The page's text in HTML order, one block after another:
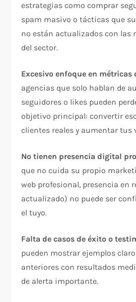
estrategias como comprar
spam masivo o tácticas que
no están actualizados con las
del sector.​
Excesivo enfoque en métricas
agencias que solo hablan de
seguidores o likes pueden
objetivo principal: convertir
clientes reales y aumentar tus
No tienen presencia digital
que no cuida su propio
web profesional, presencia en
actualizado) no puede ser
el tuyo.​
Falta de casos de éxito o
pueden mostrar ejemplos
anteriores con resultados
de alerta importante.​